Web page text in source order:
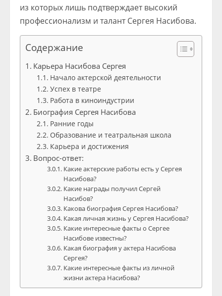
из которых лишь подтверждает высокий
профессионализм и талант Сергея Насибова.
Содержание
Карьера Насибова Сергея
Начало актерской деятельности
Успех в театре
Работа в киноиндустрии
Биография Сергея Насибова
Ранние годы
Образование и театральная школа
Карьера и достижения
Вопрос-ответ:
Какие актерские работы есть у Сергея
Насибова?
Какие награды получил Сергей
Насибов?
Какова биография Сергея Насибова?
Какая личная жизнь у Сергея Насибова?
Какие интересные факты о Сергее
Насибове известны?
Какая биография у актера Насибова
Сергея?
Какие интересные факты из личной
жизни актера Насибова?